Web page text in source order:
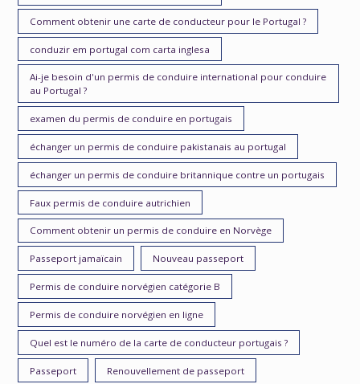
Comment obtenir une carte de conducteur pour le Portugal ?
conduzir em portugal com carta inglesa
Ai-je besoin d'un permis de conduire international pour conduire
au Portugal ?
examen du permis de conduire en portugais
échanger un permis de conduire pakistanais au portugal
échanger un permis de conduire britannique contre un portugais
Faux permis de conduire autrichien
Comment obtenir un permis de conduire en Norvège
Passeport jamaïcain Nouveau passeport
Permis de conduire norvégien catégorie B
Permis de conduire norvégien en ligne
Quel est le numéro de la carte de conducteur portugais ?
Passeport Renouvellement de passeport